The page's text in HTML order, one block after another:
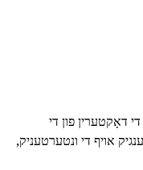
דאָקטערין פון די
אויף די ונטערטעניק,